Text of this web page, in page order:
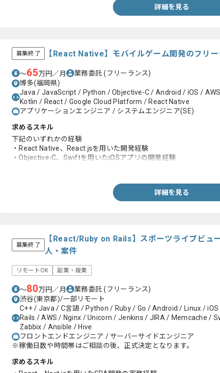
詳細を見る
募集終了 【React Native】モバイルゲーム開発のフリ
〜65万円／月 業務委託(フリーランス)
博多(福岡県)
Java / JavaScript / Python / Objective-C / Android / iOS /
Kotlin / React / Google Cloud Platform / React Native
アプリケーションエンジニア / システムエンジニア(SE)
求めるスキル
下記のいずれかの経験
・React Native、React.jsを用いた開発経験
・Objective-C、Swiftを用いたiOSアプリの開発経験
詳細を見る
募集終了
【React/Ruby on Rails】スポーツライブビュ
人・案件
リモートOK 副業・複業
〜80万円／月 業務委託(フリーランス)
渋谷(東京都)/一部リモート
C++ / Java / C言語 / Python / Ruby / Go / Android / Linux /
Rails / AWS / Nginx / Unicorn / Jenkins / JIRA / Memcache /
Zabbix / Ansible / Hive
フロントエンドエンジニア / サーバーサイドエンジニア
※稼働日数や時間帯はご相談の後、正式決定となります。
求めるスキル